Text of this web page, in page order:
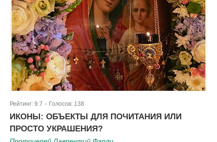
Рейтинг: 9.7 Голосов: 138
ИКОНЫ: ОБЪЕКТЫ ДЛЯ ПОЧИТАНИЯ ИЛИ
ПРОСТО УКРАШЕНИЯ?